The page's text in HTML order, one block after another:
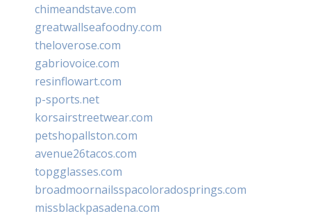
chimeandstave.com
greatwallseafoodny.com
theloverose.com
gabriovoice.com
resinflowart.com
p-sports.net
korsairstreetwear.com
petshopallston.com
avenue26tacos.com
topgglasses.com
broadmoornailsspacoloradosprings.com
missblackpasadena.com